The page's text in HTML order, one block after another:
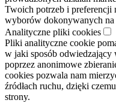
Twoich potrzeb i preferencji
wyborów dokonywanych na
Analityczne pliki cookies
Pliki analityczne cookie
w jaki sposób odwiedzający
poprzez anonimowe
cookies pozwala nam
źródłach ruchu, dzięki
strony.